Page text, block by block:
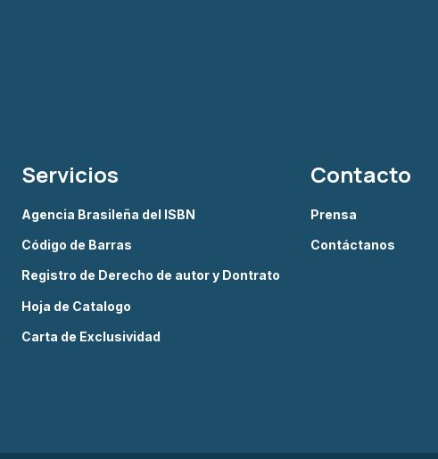
Servicios
Agencia Brasileña del ISBN
Código de Barras
Registro de Derecho de autor y Dontrato
Hoja de Catalogo
Carta de Exclusividad
Contacto
Prensa
Contáctanos